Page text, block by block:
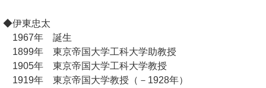
◆伊東忠太
1967年 誕生
1899年 東京帝国大学工科大学助教授
1905年 東京帝国大学工科大学教授
1919年 東京帝国大学教授（－1928年）